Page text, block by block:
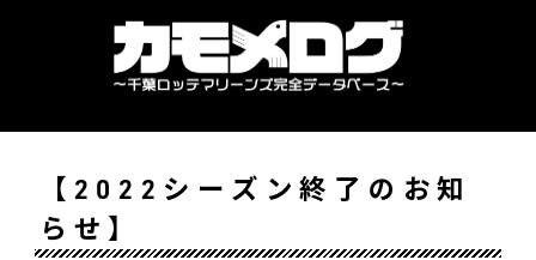
【2022シーズン終了のお知
らせ】